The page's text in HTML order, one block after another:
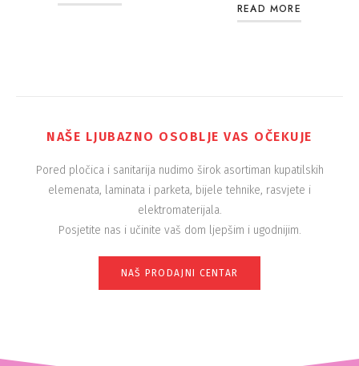
READ MORE
NAŠE LJUBAZNO OSOBLJE VAS OČEKUJE
Pored pločica i sanitarija nudimo širok asortiman kupatilskih
elemenata, laminata i parketa, bijele tehnike, rasvjete i
elektromaterijala.
Posjetite nas i učinite vaš dom ljepšim i ugodnijim.
NAŠ PRODAJNI CENTAR